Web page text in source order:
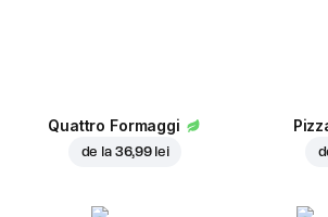
Quattro Formaggi
de la 36,99 lei